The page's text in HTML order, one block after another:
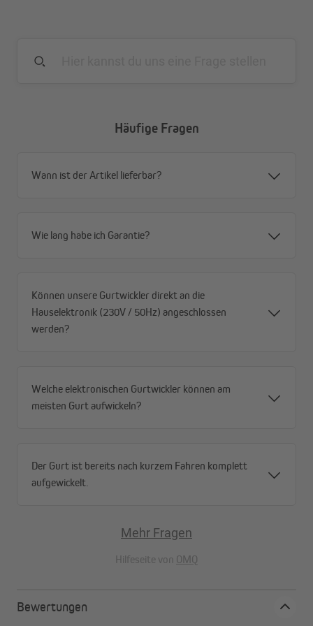
Häufige Fragen
Wann ist der Artikel lieferbar?
Wie lang habe ich Garantie?
Können unsere Gurtwickler direkt an die
Hauselektronik (230V / 50Hz) angeschlossen
werden?
Welche elektronischen Gurtwickler können am
meisten Gurt aufwickeln?
Der Gurt ist bereits nach kurzem Fahren komplett
aufgewickelt.
Mehr Fragen
Hilfeseite von OMQ
Bewertungen